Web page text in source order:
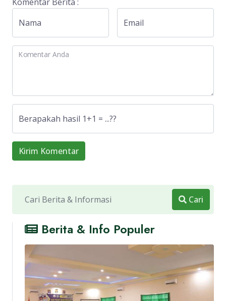
Nama
Email
Komentar Anda
Berapakah hasil 1+1 = ...??
Kirim Komentar
Cari
Berita & Info Populer